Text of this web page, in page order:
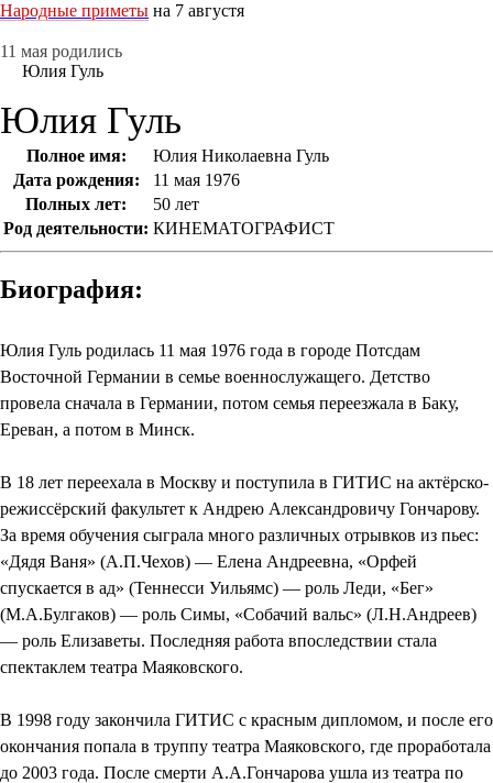
Народные приметы на 7 августя
11 мая родились
Юлия Гуль
Юлия Гуль
Полное имя:
Юлия Николаевна Гуль
Дата рождения:
11 мая 1976
Полных лет:
50 лет
Род деятельности: КИНЕМАТОГРАФИСТ
Биография:
Юлия Гуль родилась 11 мая 1976 года в городе Потсдам
Восточной Германии в семье военнослужащего. Детство
провела сначала в Германии, потом семья переезжала в Баку,
Ереван, а потом в Минск.
В 18 лет переехала в Москву и поступила в ГИТИС на актёрско-
режиссёрский факультет к Андрею Александровичу Гончарову.
За время обучения сыграла много различных отрывков из пьес:
«Дядя Ваня» (А.П.Чехов) — Елена Андреевна, «Орфей
спускается в ад» (Теннесси Уильямс) — роль Леди, «Бег»
(М.А.Булгаков) — роль Симы, «Собачий вальс» (Л.Н.Андреев)
— роль Елизаветы. Последняя работа впоследствии стала
спектаклем театра Маяковского.
В 1998 году закончила ГИТИС с красным дипломом, и после его
окончания попала в труппу театра Маяковского, где проработала
до 2003 года. После смерти А.А.Гончарова ушла из театра по